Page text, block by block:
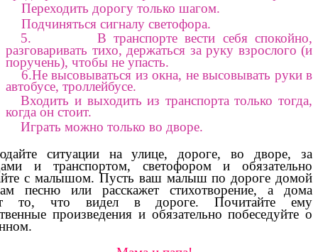
Переходить дорогу только шагом.
Подчиняться сигналу светофора.
5. В транспорте вести себя спокойно,
разговаривать тихо, держаться за руку взрослого (и
поручень), чтобы не упасть.
6.Не высовываться из окна, не высовывать руки в
автобусе, троллейбусе.
Входить и выходить из транспорта только тогда,
когда он стоит.
Играть можно только во дворе.
ситуации на улице, дороге, во дворе, за
и транспортом, светофором и обязательно
с малышом. Пусть ваш малыш по дороге домой
песню или расскажет стихотворение, а дома
то, что видел в дороге. Почитайте ему
произведения и обязательно побеседуйте о